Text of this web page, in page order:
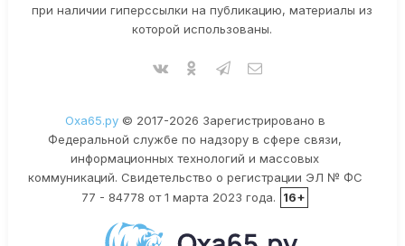
при наличии гиперссылки на публикацию, материалы из
которой использованы.
Оха65.ру© 2017-2026 Зарегистрировано в
Федеральной службе по надзору в сфере связи,
информационных технологий и массовых
коммуникаций. Свидетельство о регистрации ЭЛ № ФС
77 - 84778 от 1 марта 2023 года.
16+